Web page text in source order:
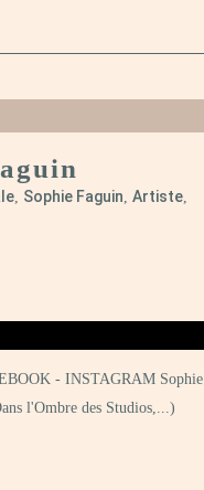
, Sophie Faguin, Artiste,
- INSTAGRAM Sophie
l'Ombre des Studios,...)